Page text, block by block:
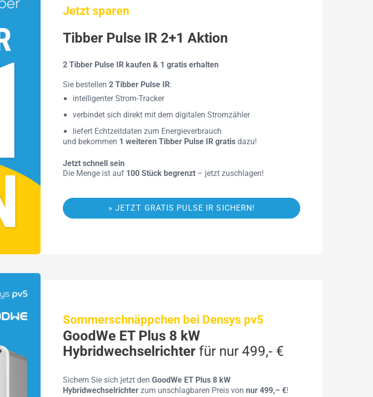
Jetzt sparen
Tibber Pulse IR 2+1 Aktion
2 Tibber Pulse IR kaufen & 1 gratis erhalten
Sie bestellen 2 Tibber Pulse IR:
intelligenter Strom-Tracker
verbindet sich direkt mit dem digitalen Stromzähler
liefert Echtzeitdaten zum Energieverbrauch
und bekommen 1 weiteren Tibber Pulse IR gratis dazu!
Jetzt schnell sein
Die Menge ist auf 100 Stück begrenzt – jetzt zuschlagen!
» JETZT GRATIS PULSE IR SICHERN!
Sommerschnäppchen bei Densys pv5
GoodWe ET Plus 8 kW
Hybridwechselrichter für nur 499,- €
Sichern Sie sich jetzt den GoodWe ET Plus 8 kW
Hybridwechselrichter zum unschlagbaren Preis von nur 499,– €!